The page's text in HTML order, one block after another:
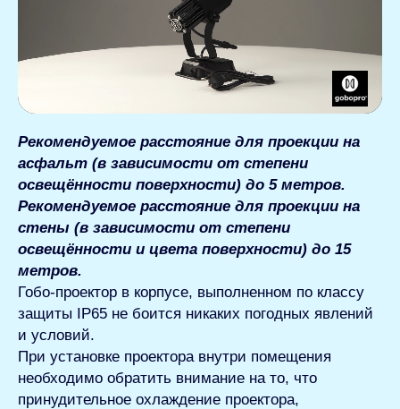
Рекомендуемое расстояние для проекции на
асфальт (в зависимости от степени
освещённости поверхности) до 5 метров.
Рекомендуемое расстояние для проекции на
стены (в зависимости от степени
освещённости и цвета поверхности) до 15
метров.
Гобо-проектор в корпусе, выполненном по классу
защиты IP65 не боится никаких погодных явлений
и условий.
При установке проектора внутри помещения
необходимо обратить внимание на то, что
принудительное охлаждение проектора,